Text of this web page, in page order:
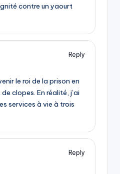
contre un yaourt
Reply
le roi de la prison en
clopes. En réalité, j’ai
services à vie à trois
Reply